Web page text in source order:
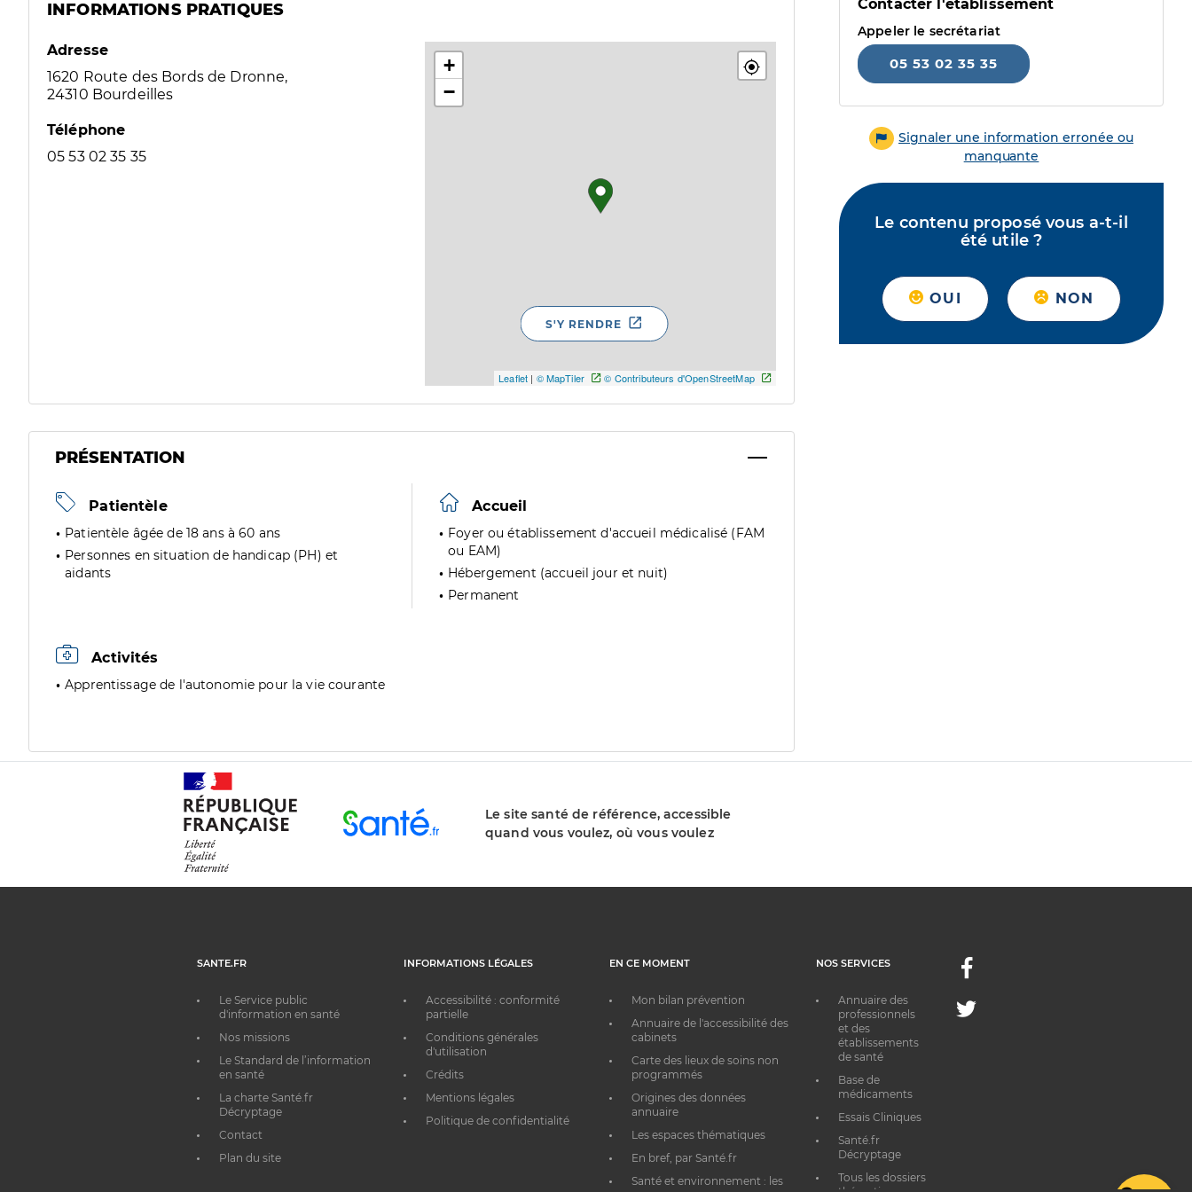
INFORMATIONS PRATIQUES
Adresse
1620 Route des Bords de Dronne,
24310 Bourdeilles
Téléphone
05 53 02 35 35
+
−
Leaflet | © MapTiler © Contributeurs d'OpenStreetMap
S'Y RENDRE
PRÉSENTATION
Patientèle
Patientèle âgée de 18 ans à 60 ans
Personnes en situation de handicap (PH) et
aidants
Accueil
Foyer ou établissement d'accueil médicalisé (FAM
ou EAM)
Hébergement (accueil jour et nuit)
Permanent
Activités
Apprentissage de l'autonomie pour la vie courante
Contacter l'établissement
Appeler le secrétariat
05 53 02 35 35
Signaler une information erronée ou
manquante
Le contenu proposé vous a-t-il
été utile ?
OUI NON
Le site santé de référence, accessible
quand vous voulez, où vous voulez
SANTE.FR
Le Service public
d'information en santé
Nos missions
Le Standard de l’information
en santé
La charte Santé.fr
Décryptage
Contact
Plan du site
INFORMATIONS LÉGALES
Accessibilité : conformité
partielle
Conditions générales
d'utilisation
Crédits
Mentions légales
Politique de confidentialité
EN CE MOMENT
Mon bilan prévention
Annuaire de l'accessibilité des
cabinets
Carte des lieux de soins non
programmés
Origines des données
annuaire
Les espaces thématiques
En bref, par Santé.fr
Santé et environnement : les
NOS SERVICES
Annuaire des
professionnels
et des
établissements
de santé
Base de
médicaments
Essais Cliniques
Santé.fr
Décryptage
Tous les dossiers
Facebook
Twitter